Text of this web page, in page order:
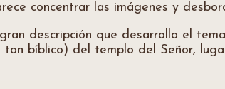
concentrar las imágenes y
descripción que desarrolla el
bíblico) del templo del Señor,